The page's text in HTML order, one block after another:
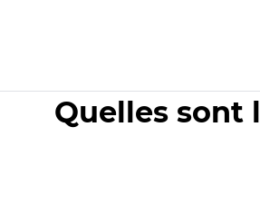
Quelles sont